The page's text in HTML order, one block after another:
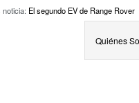
noticia: El segundo EV de Range Rover
Quiénes